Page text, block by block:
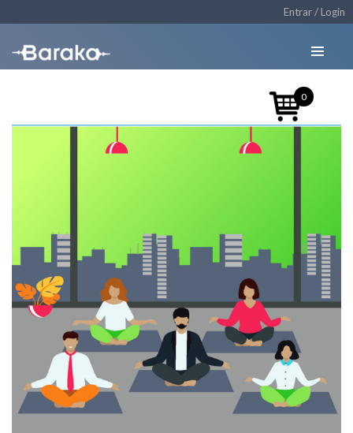
Entrar / Login
0